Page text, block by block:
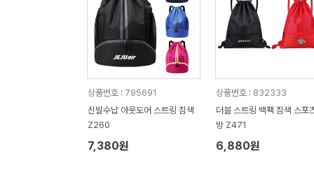
상품번호 : 795691
신발수납 아웃도어 스트링 짐색
Z260
7,380원
상품번호 : 832333
더블 스트링 백팩 짐색 스포
방 Z471
6,880원